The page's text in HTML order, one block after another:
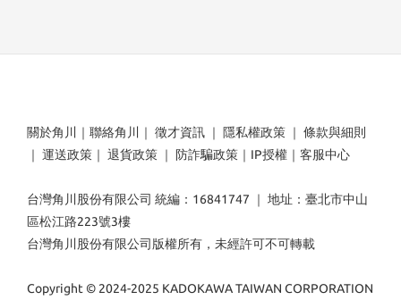
關於角川 ｜ 聯絡角川 ｜ 徵才資訊 ｜ 隱私權政策 ｜ 條款與細則
｜ 運送政策 ｜ 退貨政策 ｜ 防詐騙政策 ｜ IP授權 ｜ 客服中心
台灣角川股份有限公司 統編：16841747 ｜ 地址：臺北市中山
區松江路223號3樓
台灣角川股份有限公司版權所有，未經許可不可轉載
Copyright © 2024-2025 KADOKAWA TAIWAN CORPORATION